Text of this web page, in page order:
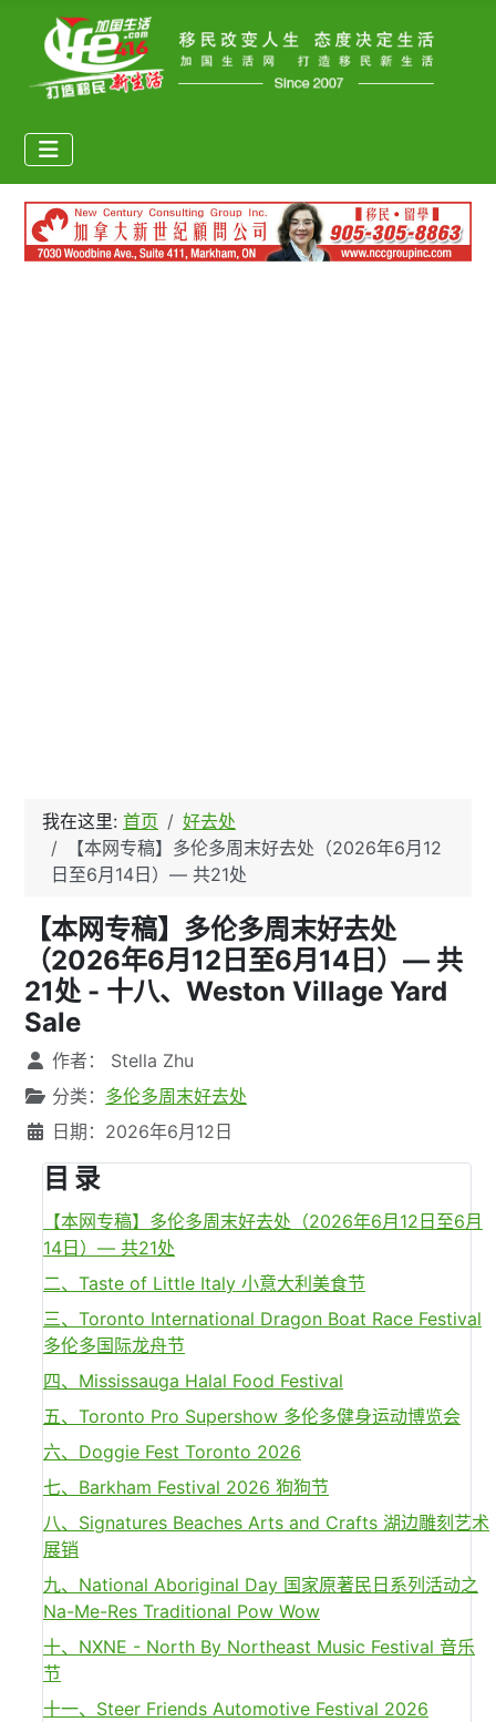
我在这里: 首页
好去处
【本网专稿】多伦多周末好去处（2026年6月12
日至6月14日）— 共21处
【本网专稿】多伦多周末好去处
（2026年6月12日至6月14日）— 共
21处 - 十八、Weston Village Yard
Sale
文章信息
作者： Stella Zhu
分类： 多伦多周末好去处
日期：2026年6月12日
目 录
【本网专稿】多伦多周末好去处（2026年6月12日至6月
14日）— 共21处
二、Taste of Little Italy 小意大利美食节
三、Toronto International Dragon Boat Race Festival
多伦多国际龙舟节
四、Mississauga Halal Food Festival
五、Toronto Pro Supershow 多伦多健身运动博览会
六、Doggie Fest Toronto 2026
七、Barkham Festival 2026 狗狗节
八、Signatures Beaches Arts and Crafts 湖边雕刻艺术
展销
九、National Aboriginal Day 国家原著民日系列活动之
Na-Me-Res Traditional Pow Wow
十、NXNE - North By Northeast Music Festival 音乐
节
十一、Steer Friends Automotive Festival 2026